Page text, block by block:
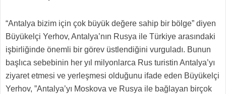
“Antalya bizim için çok büyük değere sahip bir bölge” diyen
Büyükelçi Yerhov, Antalya’nın Rusya ile Türkiye arasındaki
işbirliğinde önemli bir görev üstlendiğini vurguladı. Bunun
başlıca sebebinin her yıl milyonlarca Rus turistin Antalya’yı
ziyaret etmesi ve yerleşmesi olduğunu ifade eden Büyükelçi
Yerhov, ”Antalya’yı Moskova ve Rusya ile bağlayan birçok